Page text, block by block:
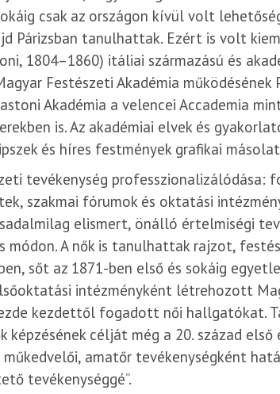
csak az országon kívül volt
Párizsban tanulhattak. Ezért is volt
1804–1860) itáliai származású és
Festészeti Akadémia működésének
Akadémia a velencei Accademia
is. Az akadémiai elvek és
és híres festmények grafikai
tevékenység professzionalizálódása:
szakmai fórumok és oktatási
elismert, önálló értelmiségi
módon. A nők is tanulhattak rajzot,
sőt az 1871-ben első és sokáig
intézményként létrehozott
kezdettől fogadott női hallgatókat.
képzésének célját még a 20. század első
amatőr tevékenységként
tevékenységgé”.